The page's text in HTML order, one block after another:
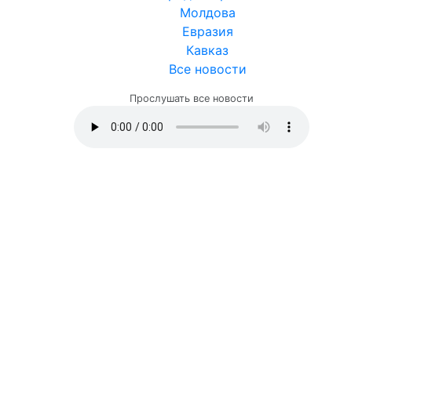
Молдова
Евразия
Кавказ
Все новости
Прослушать все новости